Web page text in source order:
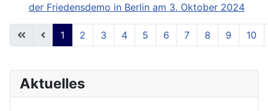
der Friedensdemo in Berlin am 3. Oktober 2024
Seite 1 von 18
1 2 3 4 5 6 7 8 9 10
Aktuelles